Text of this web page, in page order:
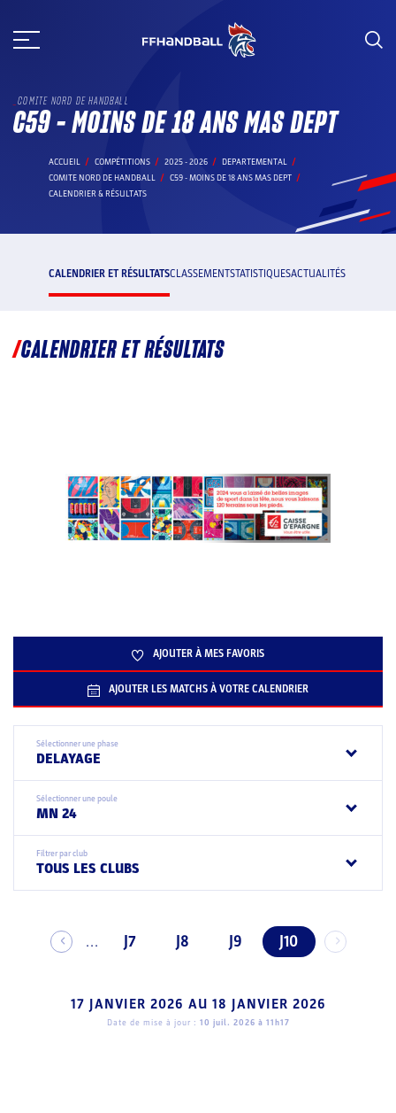
au
COMITE NORD DE HANDBALL
C59 - MOINS DE 18 ANS MAS DEPT
ACCUEIL COMPÉTITIONS 2025 - 2026
DEPARTEMENTAL
COMITE NORD DE HANDBALL
C59 - MOINS DE 18 ANS MAS DEPT
CALENDRIER & RÉSULTATS
CALENDRIER ET RÉSULTATSCLASSEMENTSTATISTIQUESACTUALITÉS
CALENDRIER ET RÉSULTATS
AJOUTER À MES FAVORIS
AJOUTER LES MATCHS À VOTRE CALENDRIER
Sélectionner une phase
DELAYAGE
Sélectionner une poule
MN 24
Filtrer par club
TOUS LES CLUBS
... J7 J8 J9 J10
17 JANVIER 2026 AU 18 JANVIER 2026
Date de mise à jour : 10 juil. 2026 à 11h17